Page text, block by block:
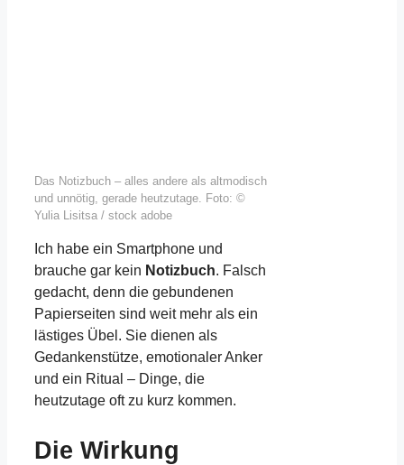
Das Notizbuch – alles andere als altmodisch
und unnötig, gerade heutzutage. Foto: ©
Yulia Lisitsa / stock adobe
Ich habe ein Smartphone und
brauche gar kein Notizbuch. Falsch
gedacht, denn die gebundenen
Papierseiten sind weit mehr als ein
lästiges Übel. Sie dienen als
Gedankenstütze, emotionaler Anker
und ein Ritual – Dinge, die
heutzutage oft zu kurz kommen.
Die Wirkung